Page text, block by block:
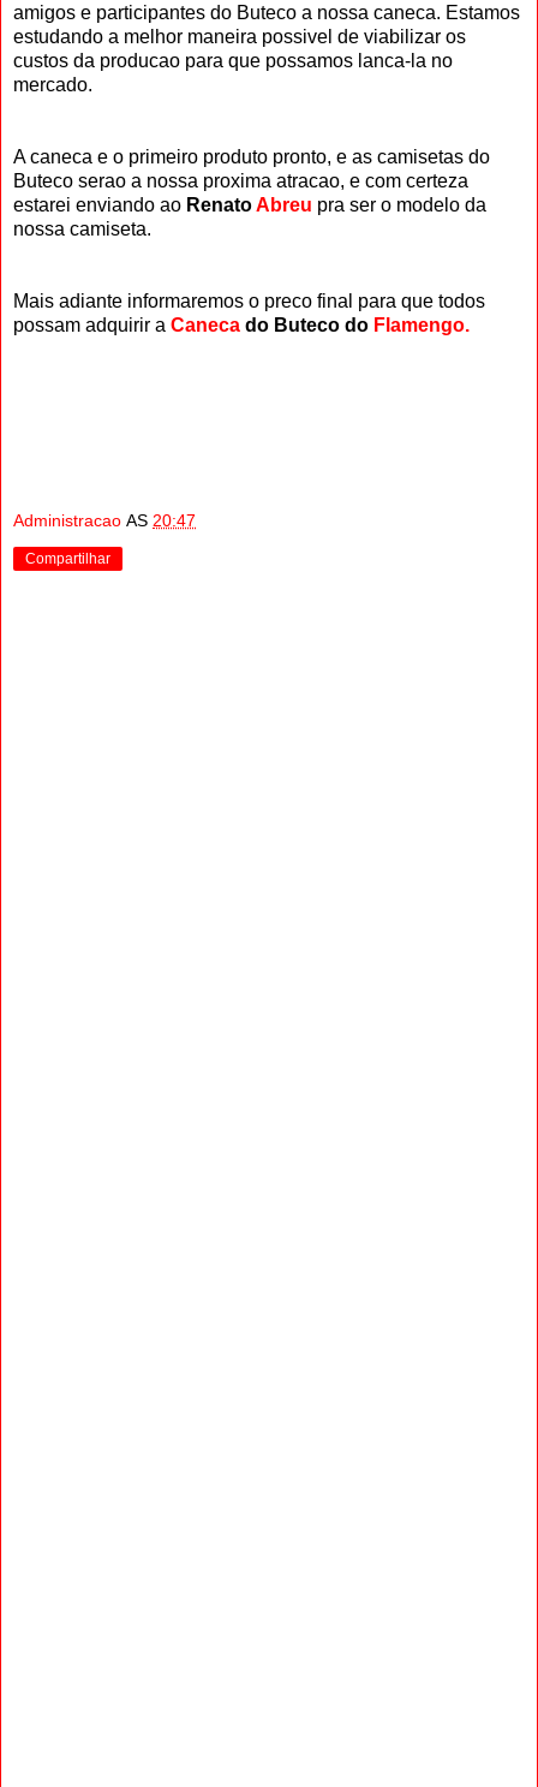
amigos e participantes do Buteco a nossa caneca. Estamos
estudando a melhor maneira possivel de viabilizar os
custos da producao para que possamos lanca-la no
mercado.
A caneca e o primeiro produto pronto, e as camisetas do
Buteco serao a nossa proxima atracao, e com certeza
estarei enviando ao RenatoAbreu pra ser o modelo da
nossa camiseta.
Mais adiante informaremos o preco final para que todos
possam adquirir a Caneca do Buteco do Flamengo.
Administracao AS 20:47
Compartilhar